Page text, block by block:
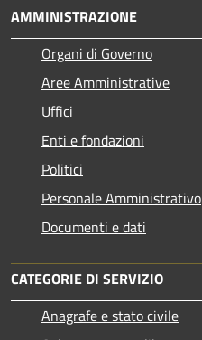
AMMINISTRAZIONE
Organi di Governo
Aree Amministrative
Uffici
Enti e fondazioni
Politici
Personale Amministrativo
Documenti e dati
CATEGORIE DI SERVIZIO
Anagrafe e stato civile